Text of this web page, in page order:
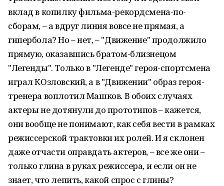
вклад в копилку фильма-рекордсмена-по-
сборам, – а вдруг линия вовсе не прямая, а
гипербола? Но – нет, – "Движение" продолжило
прямую, оказавшись братом-близнецом
"Легенды". Только в "Легенде" героя-спортсмена
играл КОзловский, а в "Движении" образ героя-
тренера воплотил Машков. В обоих случаях
актеры не дотянули до прототипов – кажется,
они вообще не понимают, как себя вести в рамках
режиссерской трактовки их ролей. И я склонен
даже отчасти оправдать актеров, – все же они –
только глина в руках режиссера, и если он не
знает, что лепить, какой спрос с глины?